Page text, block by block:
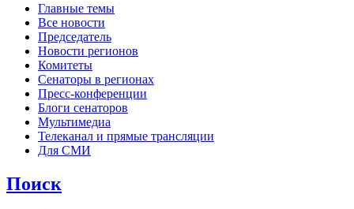
Главные темы
Все новости
Председатель
Новости регионов
Комитеты
Сенаторы в регионах
Пресс-конференции
Блоги сенаторов
Мультимедиа
Телеканал и прямые трансляции
Для СМИ
Поиск